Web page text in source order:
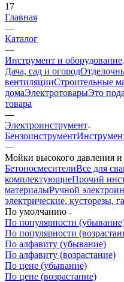
17
Главная
—
Каталог
—
Инструмент и оборудование
Дача, сад и огород
вентиляцииСтроительные
домаЭлектротоварыЭто
товара
—
Электроинструмент
Бензоинструмент
—
Мойки высокого давления
БетоносмесителиВсе для
комплектующиеПрочий
материалыРучной
электрические, кусторезы,
По умолчанию
По популярности
По популярности
По алфавиту (убывание)
По алфавиту (возрастание)
По цене (убывание)
По цене (возрастание)